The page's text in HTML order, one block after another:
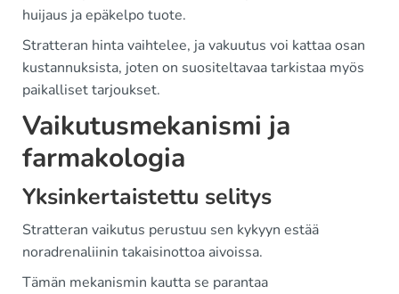
huijaus ja epäkelpo tuote.
Stratteran hinta vaihtelee, ja vakuutus voi kattaa osan
kustannuksista, joten on suositeltavaa tarkistaa myös
paikalliset tarjoukset.
Vaikutusmekanismi ja
farmakologia
Yksinkertaistettu selitys
Stratteran vaikutus perustuu sen kykyyn estää
noradrenaliinin takaisinottoa aivoissa.
Tämän mekanismin kautta se parantaa